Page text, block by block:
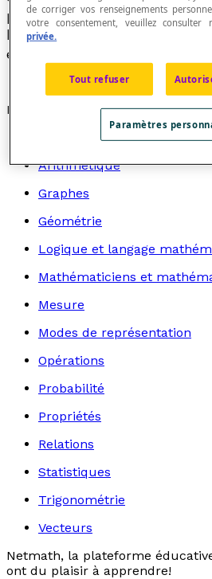
partir desquels on cherche à
hypothèses qui permettront
évènements dans des
Recherche par thème
Arithmétique
Graphes
Géométrie
Logique et langage
Mathématiciens et
Mesure
Modes de représentation
Opérations
Probabilité
Propriétés
Relations
Statistiques
Trigonométrie
Vecteurs
Netmath, la plateforme
ont du plaisir à apprendre!
de corriger vos renseignements
votre consentement, veuillez consulter
privée.
Tout refuser
Paramètres